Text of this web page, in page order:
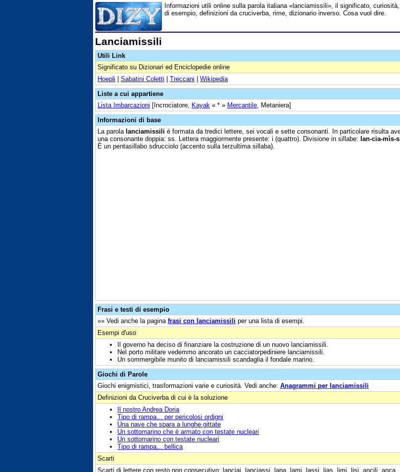
Informazioni utili online sulla parola italiana «lanciamissili», il significato,
di esempio, definizioni da cruciverba, rime, dizionario inverso. Cosa vuol dire.
Lanciamissili
Utili Link
Significato su Dizionari ed Enciclopedie online
Hoepli | Sabatini Coletti | Treccani | Wikipedia
Liste a cui appartiene
Lista Imbarcazioni [Incrociatore, Kayak « * » Mercantile , Metaniera]
Informazioni di base
La parola lanciamissili è formata da tredici lettere, sei vocali e sette consonanti. In particolare risulta
una consonante doppia: ss. Lettera maggiormente presente: i (quattro). Divisione in sillabe: lan-cia-mìs-
È un pentasillabo sdrucciolo (accento sulla terzultima sillaba).
Frasi e testi di esempio
»» Vedi anche la pagina frasi con lanciamissili per una lista di esempi.
Esempi d'uso
Il governo ha deciso di finanziare la costruzione di un nuovo lanciamissili.
Nel porto militare vedemmo ancorato un cacciatorpediniere lanciamissili.
Un sommergibile munito di lanciamissili scandaglia il fondale marino.
Giochi di Parole
Giochi enigmistici, trasformazioni varie e curiosità. Vedi anche: Anagrammi per lanciamissili
Definizioni da Cruciverba di cui è la soluzione
Il nostro Andrea Doria
Tipo di rampa... per pericolosi ordigni
Una nave che spara a lunghe gittate
Un sottomarino che è armato con testate nucleari
Un sottomarino con testate nucleari
Tipo di rampa... bellica
Scarti
Scarti di lettere con resto non consecutivo: lanciai, lanciassi, lana, lami, lassi, lias, limi, lisi, ancili, anca,